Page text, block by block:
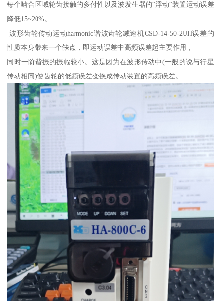
每个啮合区域轮齿接触的多付性以及波发生器的“浮动“装置运动误差
降低15~20%。
波形齿轮传动运动harmonic谐波齿轮减速机CSD-14-50-2UH误差的
性质本身带来一个缺点，即运动误差中高频误差起主要作用，
同时一阶谐振的振幅较小。这是因为在波形传动中(一般的说与行星
传动相同)使齿轮的低频误差变换成传动装置的高频误差。